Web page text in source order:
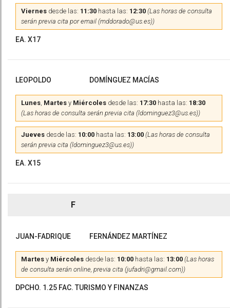
Viernes desde las: 11:30 hasta las: 12:30 (Las horas de consulta
serán previa cita por email (mddorado@us.es))
EA. X17
LEOPOLDO DOMÍNGUEZ MACÍAS
Lunes, Martes y Miércoles desde las: 17:30 hasta las: 18:30
(Las horas de consulta serán previa cita (ldominguez3@us.es))
Jueves desde las: 10:00 hasta las: 13:00 (Las horas de consulta
serán previa cita (ldominguez3@us.es))
EA. X15
F
JUAN-FADRIQUE FERNÁNDEZ MARTÍNEZ
Martes y Miércoles desde las: 10:00 hasta las: 13:00 (Las horas
de consulta serán online, previa cita (jufadri@gmail.com))
DPCHO. 1.25 FAC. TURISMO Y FINANZAS